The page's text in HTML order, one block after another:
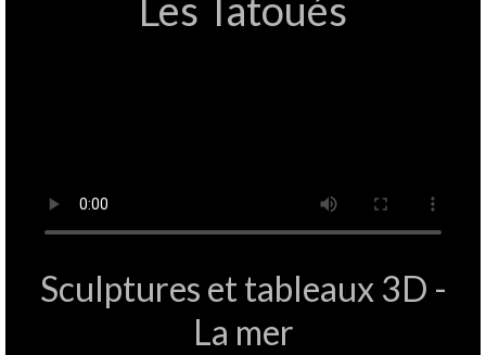
Les Tatoués
Sculptures et tableaux 3D -
La mer